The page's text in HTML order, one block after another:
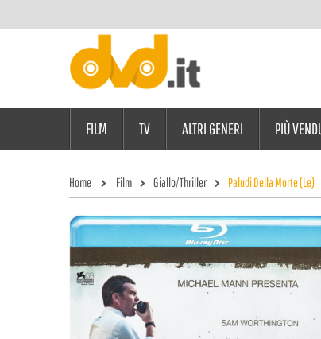
FILM TV ALTRI GENERI PIÙ
Home Film Giallo/Thriller Paludi Della Morte (Le)